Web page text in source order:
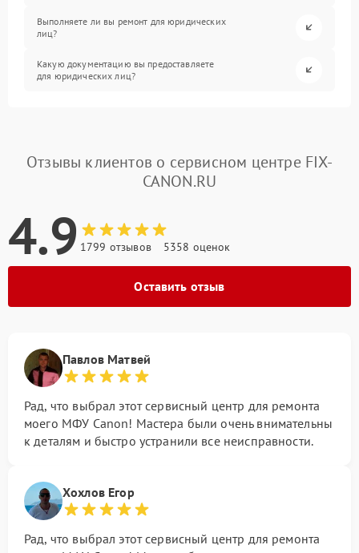
Выполняете ли вы ремонт для юридических
лиц?
Какую документацию вы предоставляете
для юридических лиц?
Отзывы клиентов о сервисном центре FIX-
CANON.RU
4.9 1799 отзывов 5358 оценок
Оставить отзыв
Павлов Матвей
Рад, что выбрал этот сервисный центр для ремонта
моего МФУ Canon! Мастера были очень внимательны
к деталям и быстро устранили все неисправности.
Хохлов Егор
Рад, что выбрал этот сервисный центр для ремонта